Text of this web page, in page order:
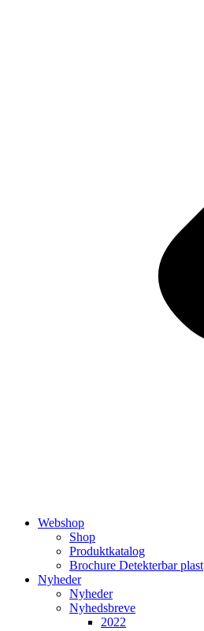
Webshop
Shop
Produktkatalog
Brochure Detekterbar plast
Nyheder
Nyheder
Nyhedsbreve
2022